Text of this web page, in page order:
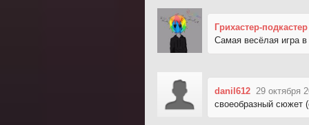
Грихастер-подкастер
Самая весёлая игра
danil612 29 октября
своеобразный сюжет